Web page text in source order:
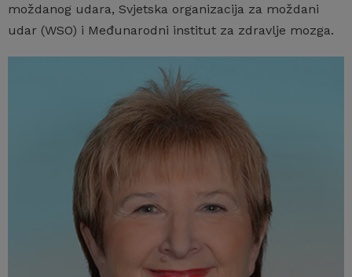
moždanog udara, Svjetska organizacija za moždani
udar (WSO) i Međunarodni institut za zdravlje mozga.